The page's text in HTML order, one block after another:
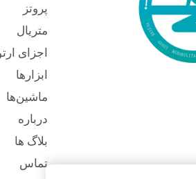
پروتز
متریال
اجزای
ابزارها
ماشین‌ها
درباره
بلاگ ها
تماس